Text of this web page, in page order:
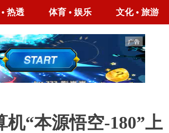
• 热透 体育 • 娱乐 文化• 旅游
“本源悟空-180”上